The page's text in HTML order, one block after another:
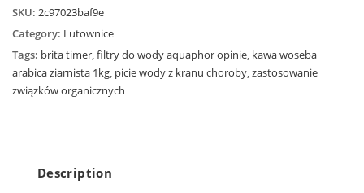
SKU: 2c97023baf9e
Category: Lutownice
Tags: brita timer,filtry do wody aquaphor opinie, kawa woseba
arabica ziarnista 1kg, picie wody z kranu choroby,zastosowanie
związków organicznych
Description